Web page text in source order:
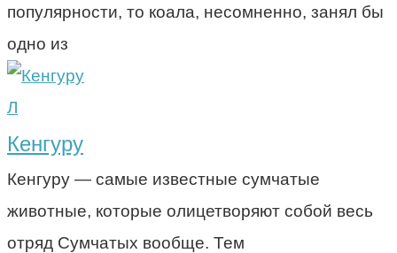
популярности, то коала, несомненно, занял бы
одно из
Л
Кенгуру
Кенгуру — самые известные сумчатые
животные, которые олицетворяют собой весь
отряд Сумчатых вообще. Тем